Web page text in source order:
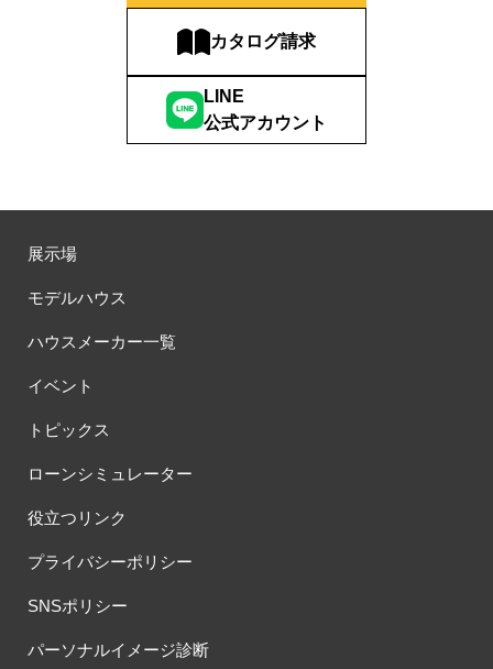
カタログ請求
LINE
公式アカウント
展示場
モデルハウス
ハウスメーカー一覧
イベント
トピックス
ローンシミュレーター
役立つリンク
プライバシーポリシー
SNSポリシー
パーソナルイメージ診断